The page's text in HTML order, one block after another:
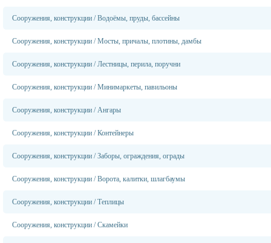
Сооружения, конструкции /Водоёмы, пруды, бассейны
Сооружения, конструкции /Мосты, причалы, плотины, дамбы
Сооружения, конструкции /Лестницы, перила, поручни
Сооружения, конструкции /Минимаркеты, павильоны
Сооружения, конструкции /Ангары
Сооружения, конструкции /Контейнеры
Сооружения, конструкции /Заборы, ограждения, ограды
Сооружения, конструкции /Ворота, калитки, шлагбаумы
Сооружения, конструкции /Теплицы
Сооружения, конструкции /Скамейки